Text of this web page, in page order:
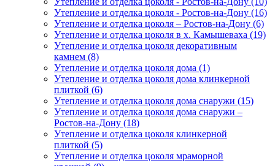
Утепление и отделка цоколя - Ростов-на-Дону (16)
Утепление и отделка цоколя – Ростов-на-Дону (6)
Утепление и отделка цоколя в х. Камышеваха (19)
Утепление и отделка цоколя декоративным
камнем (8)
Утепление и отделка цоколя дома (1)
Утепление и отделка цоколя дома клинкерной
плиткой (6)
Утепление и отделка цоколя дома снаружи (15)
Утепление и отделка цоколя дома снаружи –
Ростов-на-Дону (18)
Утепление и отделка цоколя клинкерной
плиткой (5)
Утепление и отделка цоколя мраморной